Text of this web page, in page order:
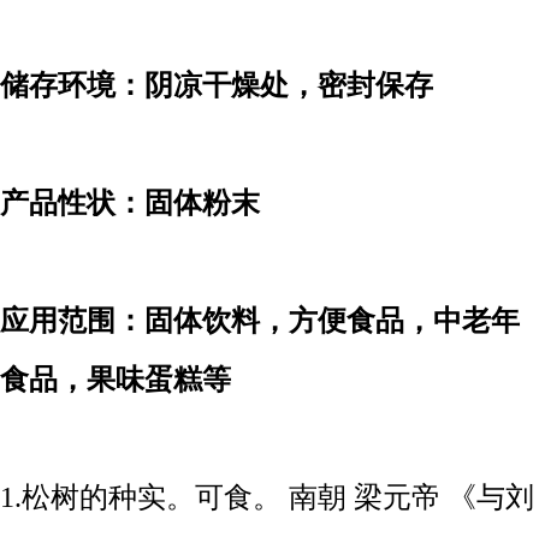
储存环境：阴凉干燥处，密封保存
产品性状：固体粉末
应用范围：固体饮料，方便食品，中老年
食品，果味蛋糕等
1.松树的种实。可食。 南朝 梁元帝 《与刘